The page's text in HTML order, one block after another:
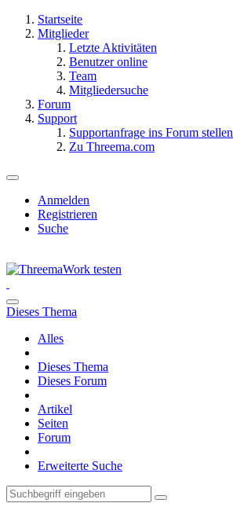
Startseite
Mitglieder
Letzte Aktivitäten
Benutzer online
Team
Mitgliedersuche
Forum
Support
Supportanfrage ins Forum stellen
Zu Threema.com
Anmelden
Registrieren
Suche
Dieses Thema
Alles
Dieses Thema
Dieses Forum
Artikel
Seiten
Forum
Erweiterte Suche